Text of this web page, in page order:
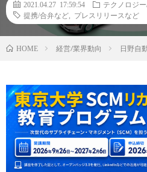
2021.04.27 17:59:54
テクノロジ
提携/合弁など
プレスリリースなど
HOME 経営/業界動向 日野自